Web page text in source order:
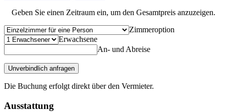
Geben Sie einen Zeitraum ein, um den Gesamtpreis anzuzeigen.
Zimmeroption
Erwachsene
An- und Abreise
Unverbindlich anfragen
Die Buchung erfolgt direkt über den Vermieter.
Ausstattung